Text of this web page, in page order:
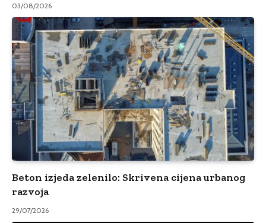
03/08/2026
Beton izjeda zelenilo: Skrivena cijena urbanog
razvoja
29/07/2026